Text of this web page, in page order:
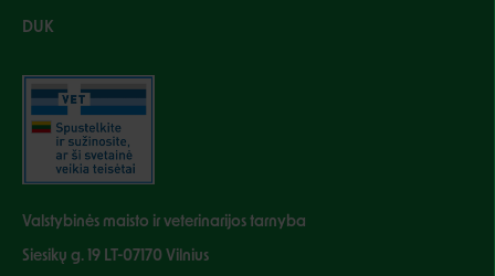
DUK
Valstybinės maisto ir veterinarijos tarnyba
Siesikų g. 19 LT-07170 Vilnius